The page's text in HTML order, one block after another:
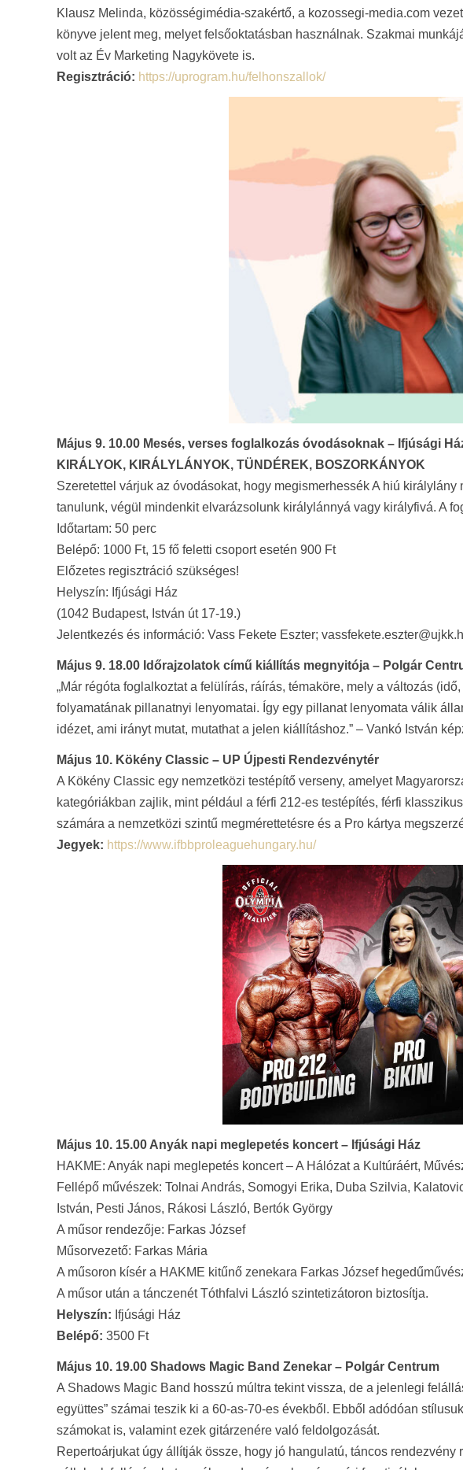
Klausz Melinda, közösségimédia-szakértő, a kozossegi-media.com
könyve jelent meg, melyet felsőoktatásban használnak. Szakmai
volt az Év Marketing Nagykövete is.
Regisztráció: https://uprogram.hu/felhonszallok/
Május 9. 10.00 Mesés, verses foglalkozás óvodásoknak – Ifjúsági
KIRÁLYOK, KIRÁLYLÁNYOK, TÜNDÉREK, BOSZORKÁNYOK
Szeretettel várjuk az óvodásokat, hogy megismerhessék A hiú
tanulunk, végül mindenkit elvarázsolunk királylánnyá vagy királyfivá. A
Időtartam: 50 perc
Belépő: 1000 Ft, 15 fő feletti csoport esetén 900 Ft
Előzetes regisztráció szükséges!
Helyszín: Ifjúsági Ház
(1042 Budapest, István út 17-19.)
Jelentkezés és információ: Vass Fekete Eszter;
Május 9. 18.00 Időrajzolatok című kiállítás megnyitója – Polgár
„Már régóta foglalkoztat a felülírás, ráírás, témaköre, mely a változás
folyamatának pillanatnyi lenyomatai. Így egy pillanat lenyomata válik
idézet, ami irányt mutat, mutathat a jelen kiállításhoz.” – Vankó István
Május 10. Kökény Classic – UP Újpesti Rendezvénytér
A Kökény Classic egy nemzetközi testépítő verseny, amelyet
kategóriákban zajlik, mint például a férfi 212-es testépítés, férfi
számára a nemzetközi szintű megmérettetésre és a Pro kártya
Jegyek: https://www.ifbbproleaguehungary.hu/
Május 10. 15.00 Anyák napi meglepetés koncert – Ifjúsági Ház
HAKME: Anyák napi meglepetés koncert – A Hálózat a Kultúráért,
Fellépő művészek: Tolnai András, Somogyi Erika, Duba Szilvia,
István, Pesti János, Rákosi László, Bertók György
A műsor rendezője: Farkas József
Műsorvezető: Farkas Mária
A műsoron kísér a HAKME kitűnő zenekara Farkas József
A műsor után a tánczenét Tóthfalvi László szintetizátoron biztosítja.
Helyszín: Ifjúsági Ház
Belépő: 3500 Ft
Május 10. 19.00 Shadows Magic Band Zenekar – Polgár Centrum
A Shadows Magic Band hosszú múltra tekint vissza, de a jelenlegi
együttes” számai teszik ki a 60-as-70-es évekből. Ebből adódóan
számokat is, valamint ezek gitárzenére való feldolgozását.
Repertoárjukat úgy állítják össze, hogy jó hangulatú, táncos